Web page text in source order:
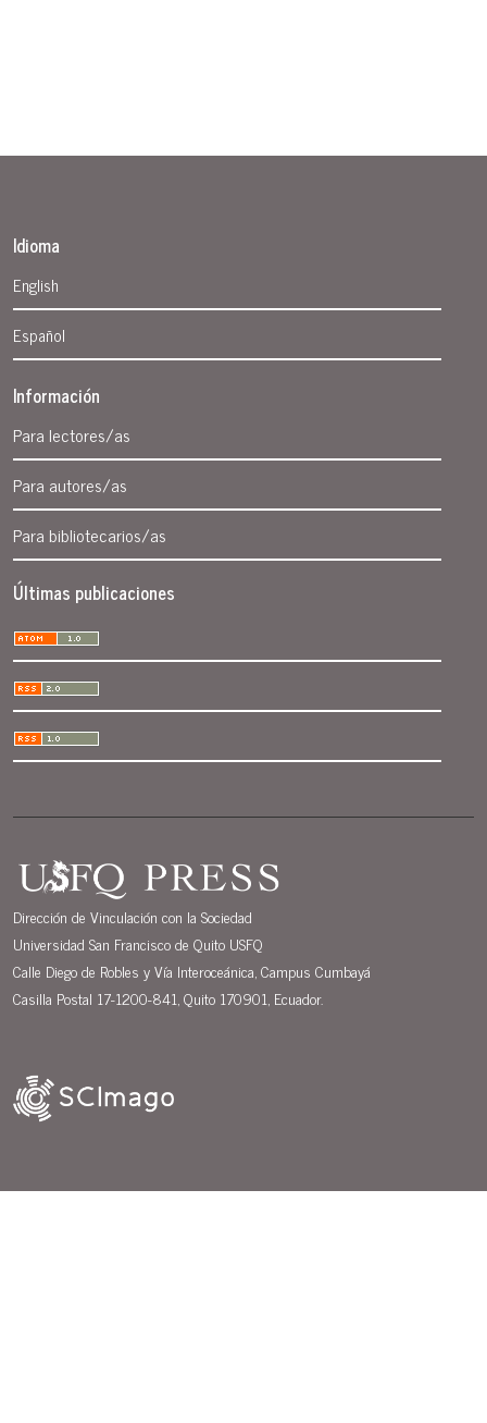
Idioma
English
Español
Información
Para lectores/as
Para autores/as
Para bibliotecarios/as
Últimas publicaciones
Dirección de Vinculación con la Sociedad
Universidad San Francisco de Quito USFQ
Calle Diego de Robles y Vía Interoceánica, Campus Cumbayá
Casilla Postal 17-1200-841, Quito 170901, Ecuador.